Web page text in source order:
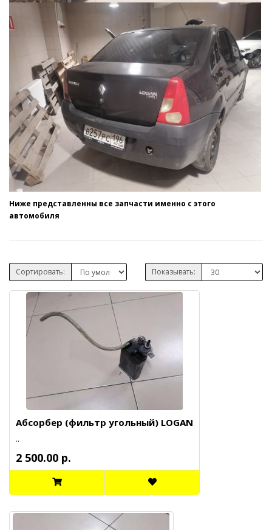
Ниже представленны все запчасти именно с этого
автомобиля
Сортировать: Показывать:
Абсорбер (фильтр угольный) LOGAN
..
2 500.00 р.